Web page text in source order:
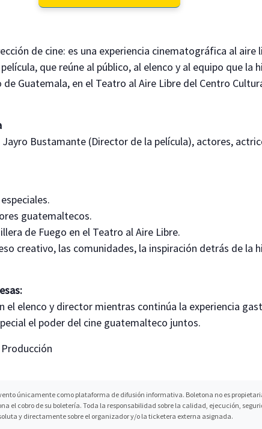
de cine: es una experiencia cinematográfica al aire
que reúne al público, al elenco y al equipo que la
Guatemala, en el Teatro al Aire Libre del Centro
Jayro Bustamante (Director de la película), actores,
guatemaltecos.
de Fuego en el Teatro al Aire Libre.
creativo, las comunidades, la inspiración detrás de la
el elenco y director mientras continúa la experiencia
el poder del cine guatemalteco juntos.
únicamente como plataforma de difusión informativa. Boletona no es
el cobro de su boletería. Toda la responsabilidad sobre la calidad, ejecución,
y directamente sobre el organizador y/o la ticketera externa asignada.